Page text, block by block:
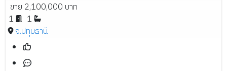
ขาย 2,100,000 บาท
1
1
จ.ปทุมธานี